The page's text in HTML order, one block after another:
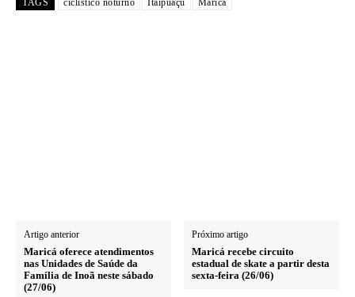
TAGS ciclístico noturno Itaipuaçu Maricá
Artigo anterior
Maricá oferece atendimentos
nas Unidades de Saúde da
Família de Inoã neste sábado
(27/06)
Próximo artigo
Maricá recebe circuito
estadual de skate a partir desta
sexta-feira (26/06)